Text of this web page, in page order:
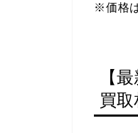
※価格
【
買